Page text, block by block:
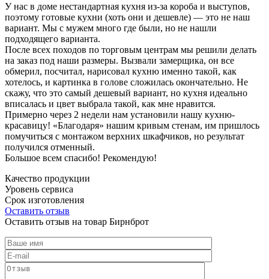
У нас в доме нестандартная кухня из-за короба и выступов,
поэтому готовые кухни (хоть они и дешевле) — это не наш
вариант. Мы с мужем много где были, но не нашли
подходящего варианта.
После всех походов по торговым центрам мы решили делать
на заказ под наши размеры. Вызвали замерщика, он все
обмерил, посчитал, нарисовал кухню именно такой, как
хотелось, и картинка в голове сложилась окончательно. Не
скажу, что это самый дешевый вариант, но кухня идеально
вписалась и цвет выбрала такой, как мне нравится.
Примерно через 2 недели нам установили нашу кухню-
красавицу! «Благодаря» нашим кривым стенам, им пришлось
помучиться с монтажом верхних шкафчиков, но результат
получился отменный.
Большое всем спасибо! Рекомендую!
Качество продукции
Уровень сервиса
Срок изготовления
Оставить отзыв
Оставить отзыв на товар Бирнброт